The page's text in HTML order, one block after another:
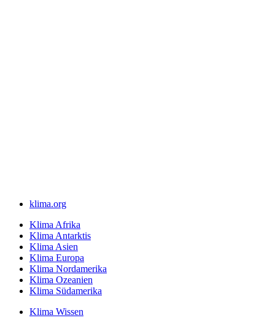
klima.org
Klima Afrika
Klima Antarktis
Klima Asien
Klima Europa
Klima Nordamerika
Klima Ozeanien
Klima Südamerika
Klima Wissen